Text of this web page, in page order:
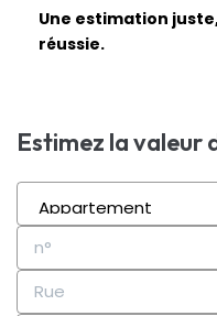
Une estimation
réussie.
Estimez la valeur